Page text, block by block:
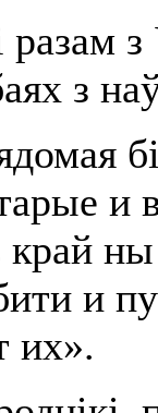
з
з
и
край
и
их».